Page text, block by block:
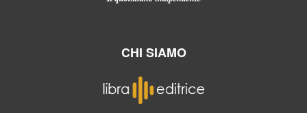
CHI SIAMO